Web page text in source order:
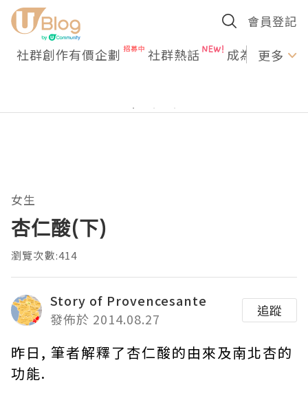
會員登記
社群創作有價企劃 社群熱話 成為U更多
女生
杏仁酸(下)
瀏覽次數:414
Story of Provencesante
發佈於 2014.08.27
追蹤
昨日, 筆者解釋了杏仁酸的由來及南北杏的
功能.